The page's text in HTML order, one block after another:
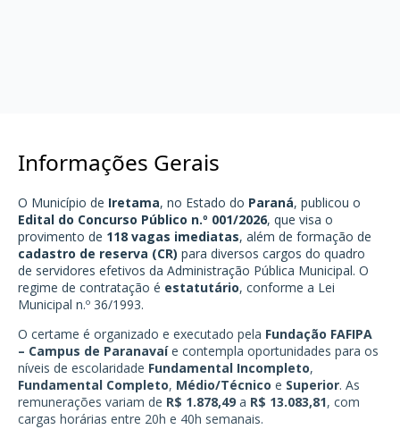
Informações Gerais
O Município de Iretama, no Estado do Paraná, publicou o
Edital do Concurso Público n.º 001/2026, que visa o
provimento de 118 vagas imediatas, além de formação de
cadastro de reserva (CR) para diversos cargos do quadro
de servidores efetivos da Administração Pública Municipal. O
regime de contratação é estatutário, conforme a Lei
Municipal n.º 36/1993.
O certame é organizado e executado pela Fundação FAFIPA
– Campus de Paranavaíe contempla oportunidades para os
níveis de escolaridade Fundamental Incompleto,
Fundamental Completo, Médio/Técnico e Superior. As
remunerações variam de R$ 1.878,49 a R$ 13.083,81, com
cargas horárias entre 20h e 40h semanais.